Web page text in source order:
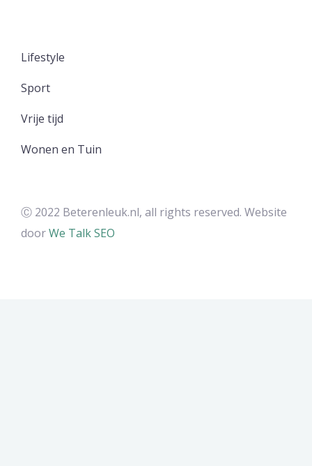
Lifestyle
Sport
Vrije tijd
Wonen en Tuin
Ⓒ 2022 Beterenleuk.nl, all rights reserved. Website
doorWe Talk SEO